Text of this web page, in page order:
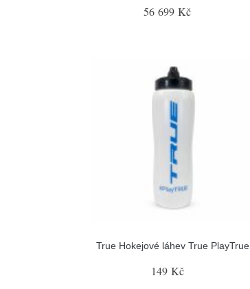
56 699 Kč
True Hokejové láhev True PlayTrue
149 Kč